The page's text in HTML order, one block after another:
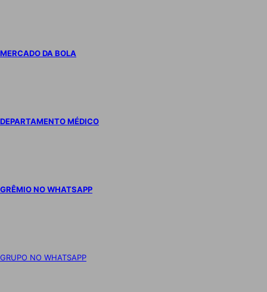
MERCADO DA BOLA
DEPARTAMENTO MÉDICO
GRÊMIO NO WHATSAPP
GRUPO NO WHATSAPP